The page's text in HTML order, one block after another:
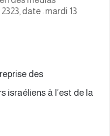
date : mardi 13
des
israéliens à l’est de la